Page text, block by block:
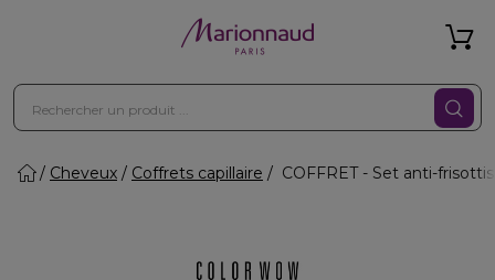
Cheveux Coffrets capillaire COFFRET - Set anti-